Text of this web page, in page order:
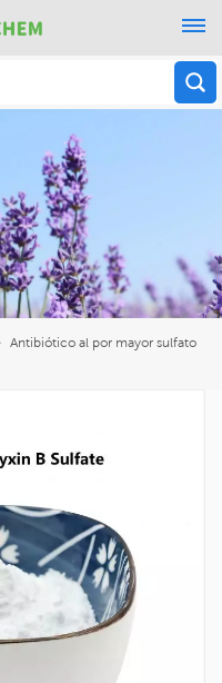
Antibiótico al por mayor sulfato
Sulfato De
20-5